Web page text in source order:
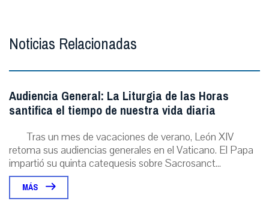
Noticias Relacionadas
Audiencia General: La Liturgia de las Horas
santifica el tiempo de nuestra vida diaria
Tras un mes de vacaciones de verano, León XIV
retoma sus audiencias generales en el Vaticano. El Papa
impartió su quinta catequesis sobre Sacrosanct...
MÁS